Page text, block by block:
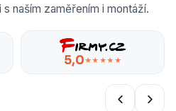
naším zaměřením i montáží.
5,0★★★★★